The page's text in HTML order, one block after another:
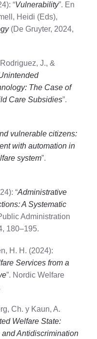
“Vulnerability”. En
Heidi (Eds),
(De Gruyter, 2024,
J., &
The Case of
Care Subsidies”.
vulnerable citizens:
with automation in
system”.
“Administrative
A Systematic
Administration
180–195.
H. H. (2024):
Services from a
”. Nordic Welfare
Ch. y Kaun, A.
Welfare State:
Antidiscrimination